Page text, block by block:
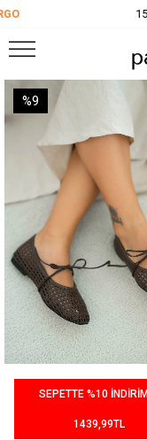
SEPETTE %10
1439,99TL
%9
ALIŞVERİŞLERİNİZDE